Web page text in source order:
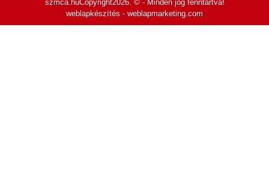
szmca.huCopyright2026. © - Minden jog fenntartva!
weblapkészítés - weblapmarketing.com